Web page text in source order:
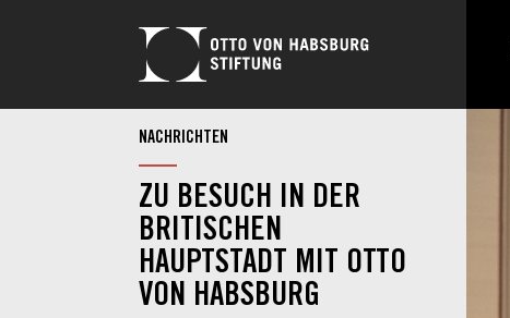
NACHRICHTEN
ZU BESUCH IN DER
BRITISCHEN
HAUPTSTADT MIT OTTO
VON HABSBURG